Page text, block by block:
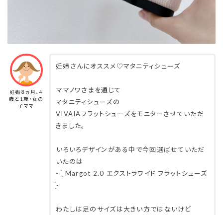
妊娠８ヵ月、4
歳と1歳・女の
子ママ
妊婦さんにオススメ♡マタニティシューズ
⁡ママノワさまを通じて
マタニティシューズの
VIVAIAフラットシューズをモニターさせていただ
きました。
⁡いろいろデザインがある中で今回選ばせていただ
いたのは
- ̀͏̗ Margot 2.0 エクストラワイド フラットシューズ
́͏̖-
わたしは足のサイズは大きい方ではないけど